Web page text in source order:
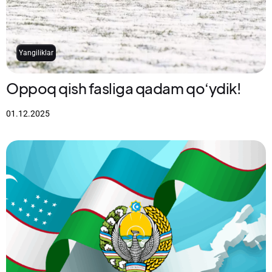
Yangiliklar
Oppoq qish fasliga qadam qo‘ydik!
01.12.2025